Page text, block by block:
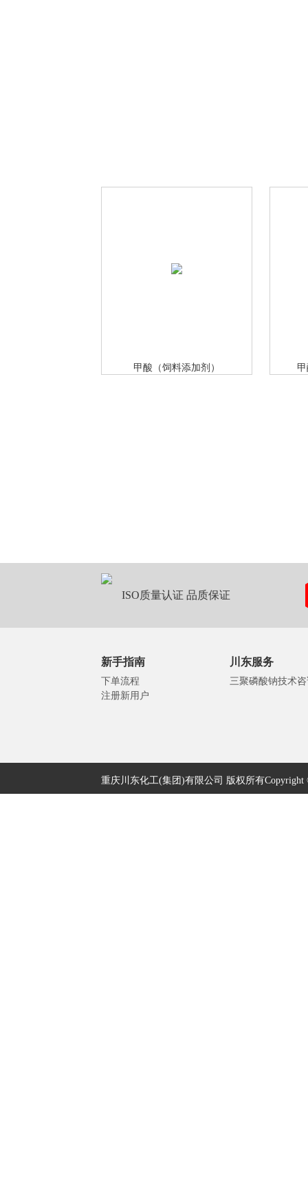
甲酸（饲料添加剂）
ISO质量认证 品质保证
新手指南
下单流程
注册新用户
川东服务
三聚磷酸钠技术咨
重庆川东化工(集团)有限公司 版权所有Copyright